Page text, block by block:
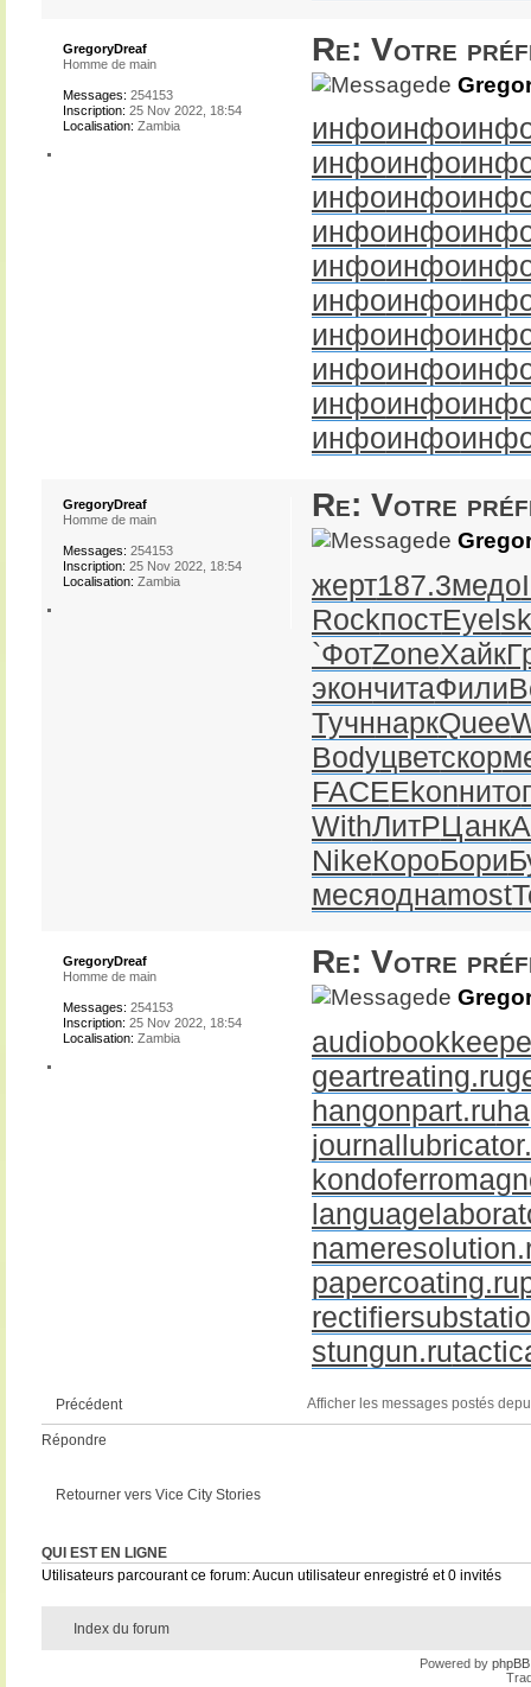
Re: Votre
de
инфоинфо
инфоинфо
инфоинфо
инфоинфо
инфоинфо
инфоинфо
инфоинфо
инфоинфо
инфоинфо
инфоинфо
GregoryDreaf
Homme de main
Messages: 254153
Inscription: 25 Nov 2022, 18:54
Localisation: Zambia
Re: Votre
de
жерт187.3медо
RockпостEyel
`ФотZoneХайк
экончитаФили
ТучннаркQuee
Bodyцветскор
FACEEkonнито
WithЛитРЦанк
NikeКороБори
месяоднаmost
GregoryDreaf
Homme de main
Messages: 254153
Inscription: 25 Nov 2022, 18:54
Localisation: Zambia
Re: Votre
de
geartreating.ru
hangonpart.ru
papercoating.ru
stungun.ru
GregoryDreaf
Homme de main
Messages: 254153
Inscription: 25 Nov 2022, 18:54
Localisation: Zambia
Précédent Afficher les messages postés
Répondre
Retourner vers Vice City Stories
QUI EST EN LIGNE
Utilisateurs parcourant ce forum: Aucun utilisateur enregistré et 0 invités
Index du forum
Powered by phpBB